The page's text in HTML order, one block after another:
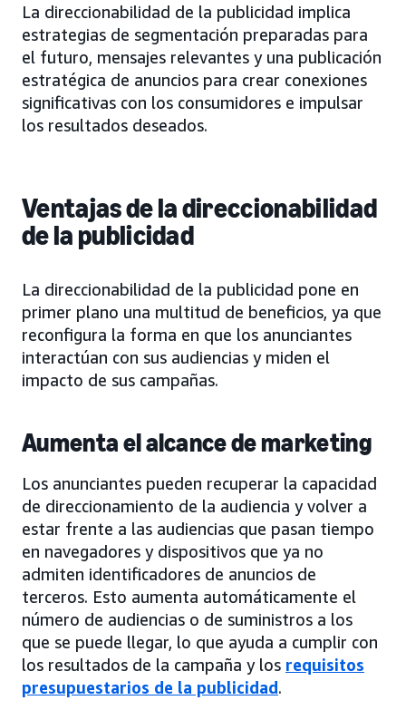
La direccionabilidad de la publicidad implica
estrategias de segmentación preparadas para
el futuro, mensajes relevantes y una publicación
estratégica de anuncios para crear conexiones
significativas con los consumidores e impulsar
los resultados deseados.
Ventajas de la direccionabilidad
de la publicidad
La direccionabilidad de la publicidad pone en
primer plano una multitud de beneficios, ya que
reconfigura la forma en que los anunciantes
interactúan con sus audiencias y miden el
impacto de sus campañas.
Aumenta el alcance de marketing
Los anunciantes pueden recuperar la capacidad
de direccionamiento de la audiencia y volver a
estar frente a las audiencias que pasan tiempo
en navegadores y dispositivos que ya no
admiten identificadores de anuncios de
terceros. Esto aumenta automáticamente el
número de audiencias o de suministros a los
que se puede llegar, lo que ayuda a cumplir con
los resultados de la campaña y los requisitos
presupuestarios de la publicidad.